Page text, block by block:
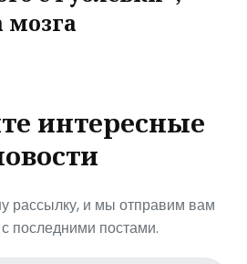
мозга
интересные
рассылку, и мы отправим вам
последними постами.